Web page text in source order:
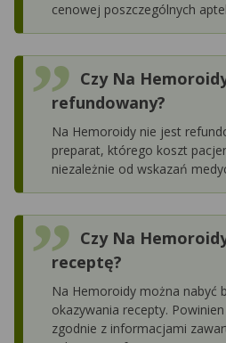
cenowej poszczególnych
Czy Na
refundowany?
Na Hemoroidy nie jest
preparat, którego koszt
niezależnie od wskazań
Czy Na
receptę?
Na Hemoroidy można nabyć
okazywania recepty.
zgodnie z informacjami